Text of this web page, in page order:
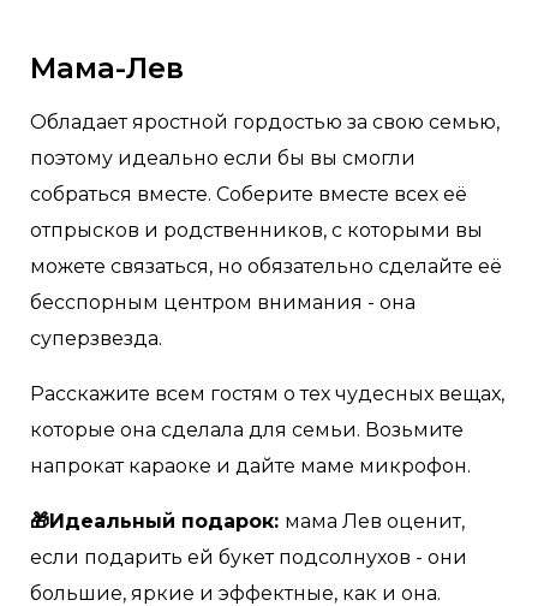
Мама-Лев
Обладает яростной гордостью за свою семью,
поэтому идеально если бы вы смогли
собраться вместе. Соберите вместе всех её
отпрысков и родственников, с которыми вы
можете связаться, но обязательно сделайте её
бесспорным центром внимания - она
суперзвезда.
Расскажите всем гостям о тех чудесных вещах,
которые она сделала для семьи. Возьмите
напрокат караоке и дайте маме микрофон.
🎁Идеальный подарок: мама Лев оценит,
если подарить ей букет подсолнухов - они
большие, яркие и эффектные, как и она.